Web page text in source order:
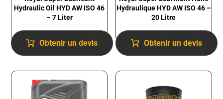
Hydraulic Oil HYD AW ISO 46
– 7 Liter
Obtenir un devis
Hydraulique HYD AW ISO 46 –
20 Litre
Obtenir un devis